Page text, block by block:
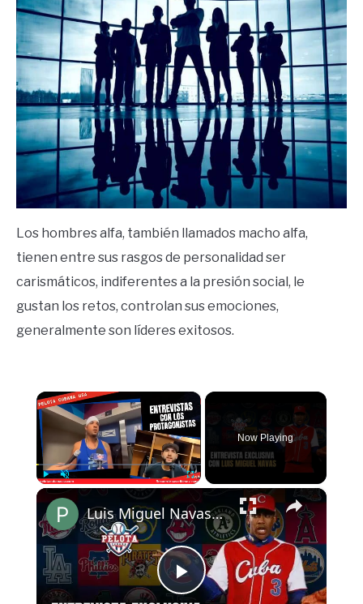
in
Frases
Los hombres alfa, también llamados macho alfa,
tienen entre sus rasgos de personalidad ser
carismáticos, indiferentes a la presión social, le
gustan los retos, controlan sus emociones,
generalmente son líderes exitosos.
×
Now Playing
×
Play
Luis Miguel Navas y la realidad del béisbol cubano